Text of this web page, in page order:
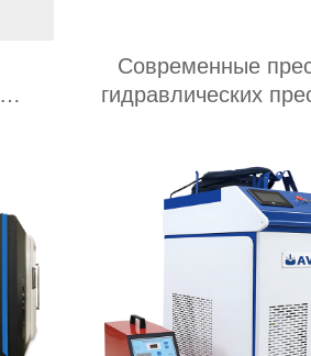
Современные
гидравлических